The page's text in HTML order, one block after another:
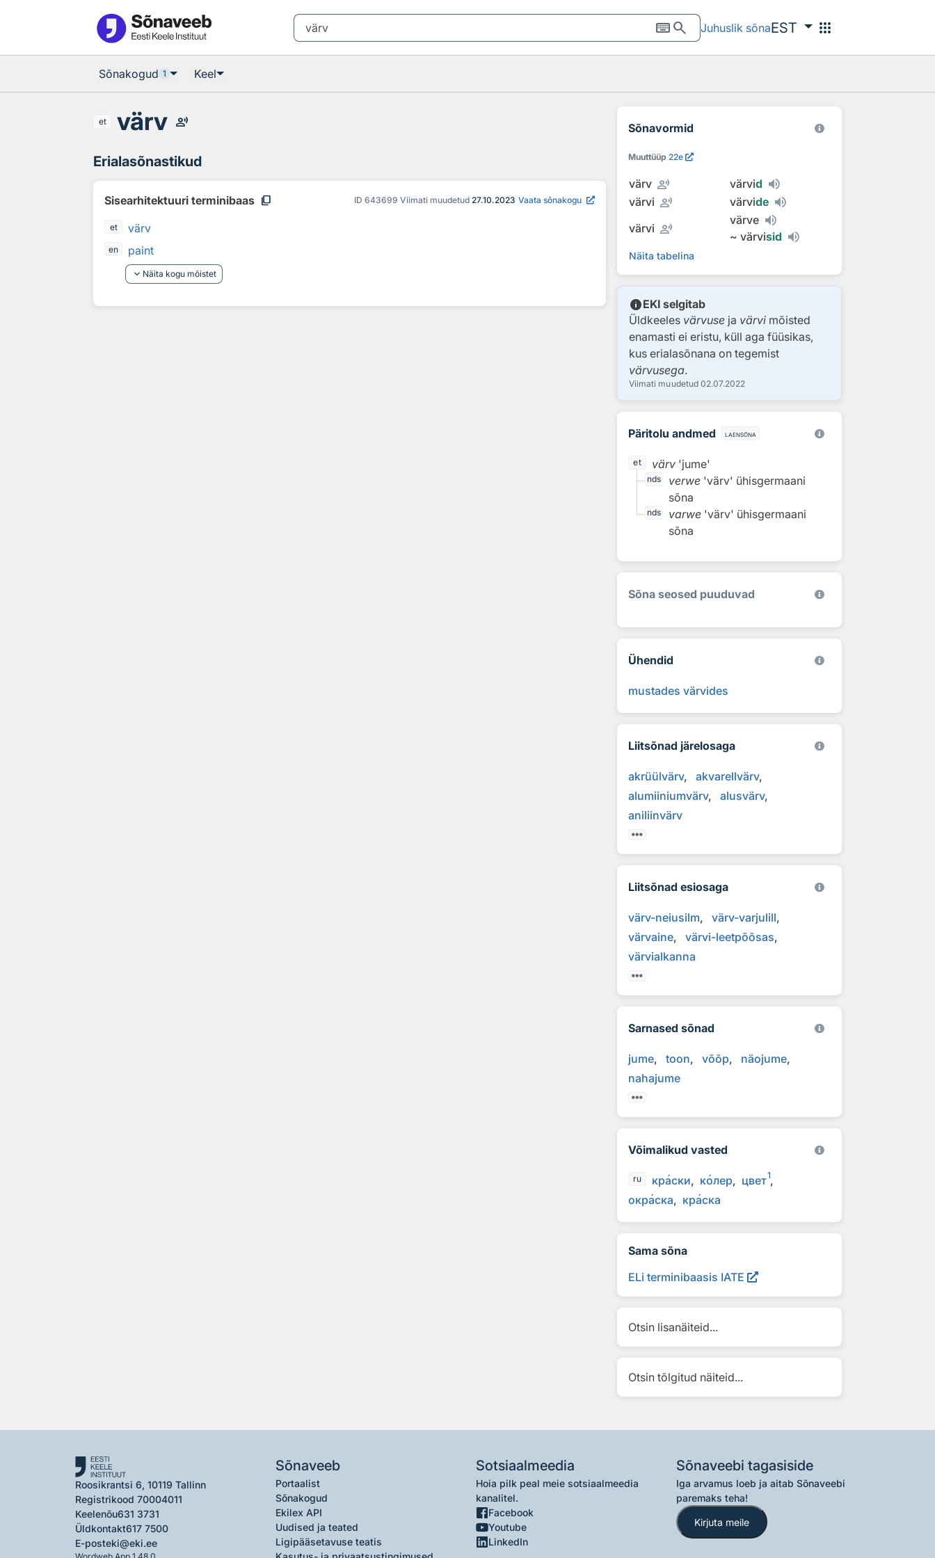
keyboardsearch Juhuslik sõnaEST apps
Sõnakogud 1 Keel
et värv record_voice_over
Erialasõnastikud
Sisearhitektuuri terminibaas content_copy ID 643699 Viimati muudetud 27.10.2023 Vaata sõnakogu
et värv
en
paint
keyboard_arrow_down Näita kogu mõistet
Sõnavormid
Muuttüüp 22e
värv record_voice_over värvid
värvi record_voice_over värvide
värvi record_voice_over
värve
~ värvisid
Näita tabelina
infoEKI selgitab
Üldkeeles värvuse ja värvi mõisted
enamasti ei eristu, küll aga füüsikas,
kus erialasõnana on tegemist
värvusega.
Viimati muudetud 02.07.2022
Päritolu andmed laensõna
et värv 'jume'
nds verwe 'värv' ühisgermaani
sõna
nds varwe 'värv' ühisgermaani
sõna
Sõna seosed puuduvad
Ühendid
mustades värvides
Liitsõnad järelosaga
akrüülvärv
akvarellvärv
alumiiniumvärv
alusvärv
aniliinvärv
Liitsõnad esiosaga
värv-neiusilm
värv-varjulill
värvaine
värvi-leetpõõsas
värvialkanna
Sarnased sõnad
jume toon võõp
näojume
nahajume
Võimalikud vasted
ru краски колер цвет1
окраска краска
Sama sõna
ELi terminibaasis IATE
Otsin lisanäiteid...
Otsin tõlgitud näiteid...
Roosikrantsi 6, 10119 Tallinn
Registrikood 70004011
Keelenõu631 3731
Üldkontakt617 7500
E-posteki@eki.ee
Sõnaveeb
Portaalist
Sõnakogud
Ekilex API
Uudised ja teated
Ligipääsetavuse teatis
Sotsiaalmeedia
Hoia pilk peal meie sotsiaalmeedia
kanalitel.
Facebook
Youtube
LinkedIn
Sõnaveebi tagasiside
Iga arvamus loeb ja aitab Sõnaveebi
paremaks teha!
Kirjuta meile